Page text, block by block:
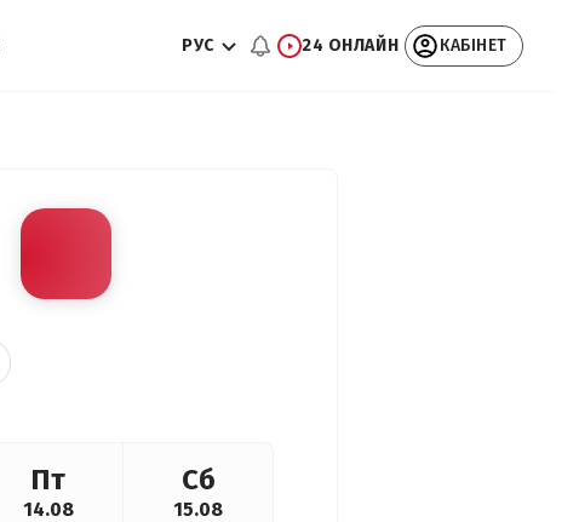
РУС 24 ОНЛАЙН КАБІНЕТ
Пт
14.08
Сб
15.08